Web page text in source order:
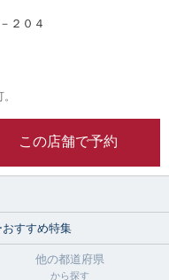
２０４
この店舗で予約
すすめ特集
他の都道府県
から探す